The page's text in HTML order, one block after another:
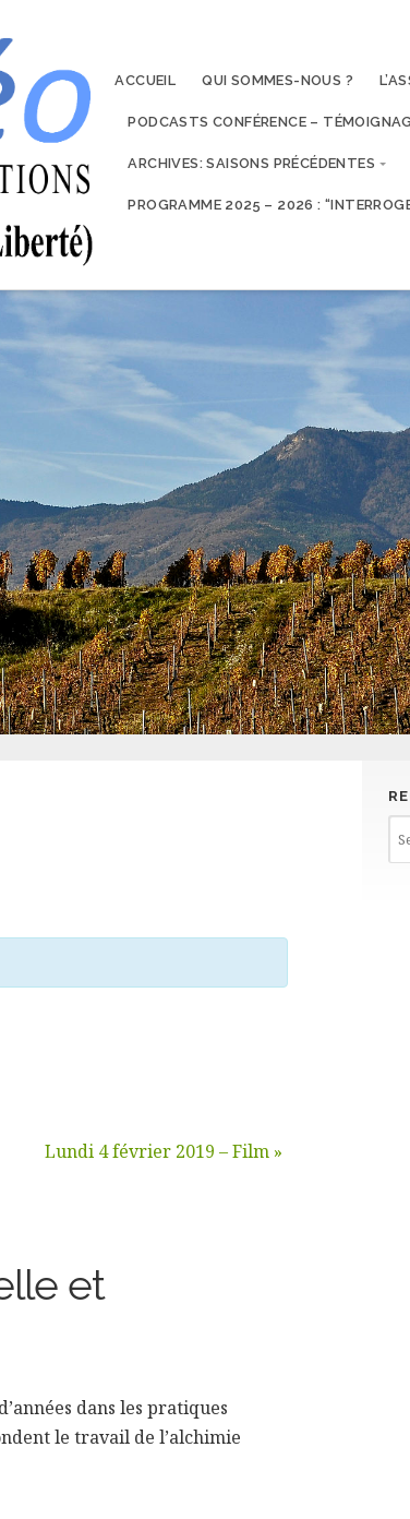
ACCUEIL QUI SOMMES-NOUS ?
PODCASTS CONFÉRENCE –
ARCHIVES: SAISONS PRÉCÉDENTES
PROGRAMME 2025 – 2026 :
Lundi 4 février 2019 – Film »
et
dans les pratiques
le travail de l’alchimie